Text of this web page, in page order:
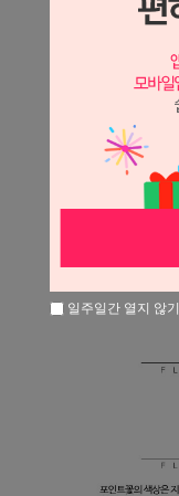
일주일간 열지 않기